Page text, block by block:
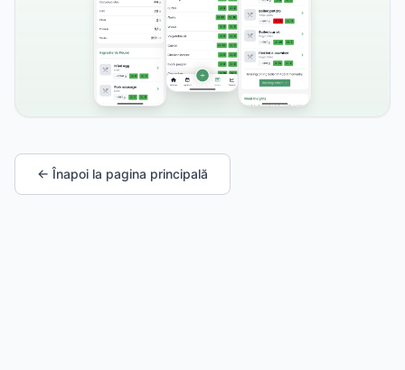
← Înapoi la pagina principală